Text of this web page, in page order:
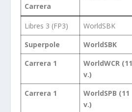
Carrera
Libres 3 (FP3) WorldSBK
Superpole
WorldSBK
Carrera 1
WorldWCR (11
v.)
Carrera 1
WorldSPB (11
v.)